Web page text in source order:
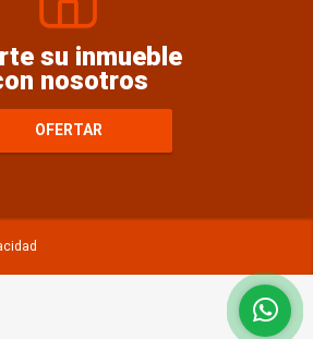
su inmueble
nosotros
OFERTAR